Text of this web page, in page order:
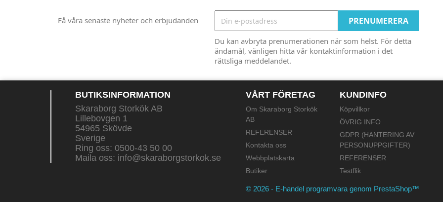
Få våra senaste nyheter och erbjudanden
Du kan avbryta prenumerationen när som helst. För detta
ändamål, vänligen hitta vår kontaktinformation i det
rättsliga meddelandet.
BUTIKSINFORMATION
Skaraborg Storkök AB
Lillebovgen 1
54965 Skövde
Sverige
Ring oss: 0500-43 50 00
Maila oss: info@skaraborgstorkok.se
VÅRT FÖRETAG
Om Skaraborg Storkök
AB
REFERENSER
Kontakta oss
Webbplatskarta
Butiker
KUNDINFO
Köpvillkor
ÖVRIG INFO
GDPR (HANTERING AV
PERSONUPPGIFTER)
REFERENSER
Testflik
© 2026 - E-handel programvara genom PrestaShop™